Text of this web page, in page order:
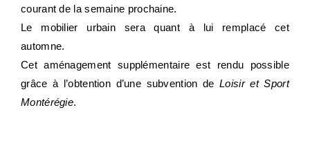
courant de la semaine prochaine.
Le mobilier urbain sera quant à lui remplacé cet
automne.
Cet aménagement supplémentaire est rendu possible
grâce à l’obtention d’une subvention deLoisir et Sport
Montérégie.